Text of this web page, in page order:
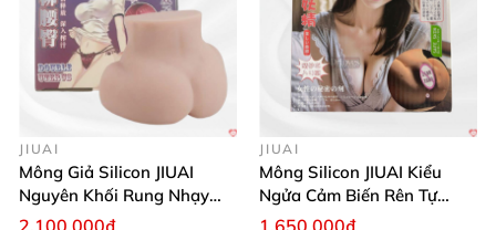
JIUAI
Mông Giả Silicon JIUAI
Nguyên Khối Rung Nhạy
Cảm Biến Siêu Thật
2.100.000₫
JIUAI
Mông Silicon JIUAI Kiểu
Ngửa Cảm Biến Rên Tự
Nhiên
1.650.000₫